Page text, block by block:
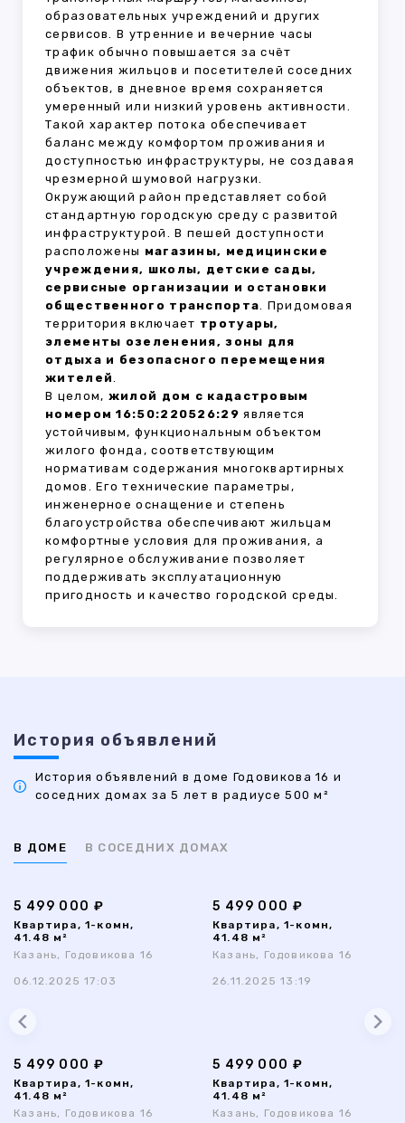
образовательных учреждений и других
сервисов. В утренние и вечерние часы
трафик обычно повышается за счёт
движения жильцов и посетителей соседних
объектов, в дневное время сохраняется
умеренный или низкий уровень активности.
Такой характер потока обеспечивает
баланс между комфортом проживания и
доступностью инфраструктуры, не создавая
чрезмерной шумовой нагрузки.
Окружающий район представляет собой
стандартную городскую среду с развитой
инфраструктурой. В пешей доступности
расположены магазины, медицинские
учреждения, школы, детские сады,
сервисные организации и остановки
общественного транспорта. Придомовая
территория включает тротуары,
элементы озеленения, зоны для
отдыха и безопасного перемещения
жителей.
В целом, жилой дом с кадастровым
номером 16:50:220526:29 является
устойчивым, функциональным объектом
жилого фонда, соответствующим
нормативам содержания многоквартирных
домов. Его технические параметры,
инженерное оснащение и степень
благоустройства обеспечивают жильцам
комфортные условия для проживания, а
регулярное обслуживание позволяет
поддерживать эксплуатационную
пригодность и качество городской среды.
История объявлений
История объявлений в доме Годовикова 16 и
соседних домах за 5 лет в радиусе 500 м²
В ДОМЕ В СОСЕДНИХ ДОМАХ
5 499 000 ₽
Квартира, 1-комн,
41.48 м²
Казань, Годовикова 16
06.12.2025 17:03
5 499 000 ₽
Квартира, 1-комн,
41.48 м²
Казань, Годовикова 16
26.11.2025 13:19
5 499 000 ₽
Квартира, 1-комн,
41.48 м²
Казань, Годовикова 16
5 499 000 ₽
Квартира, 1-комн,
41.48 м²
Казань, Годовикова 16